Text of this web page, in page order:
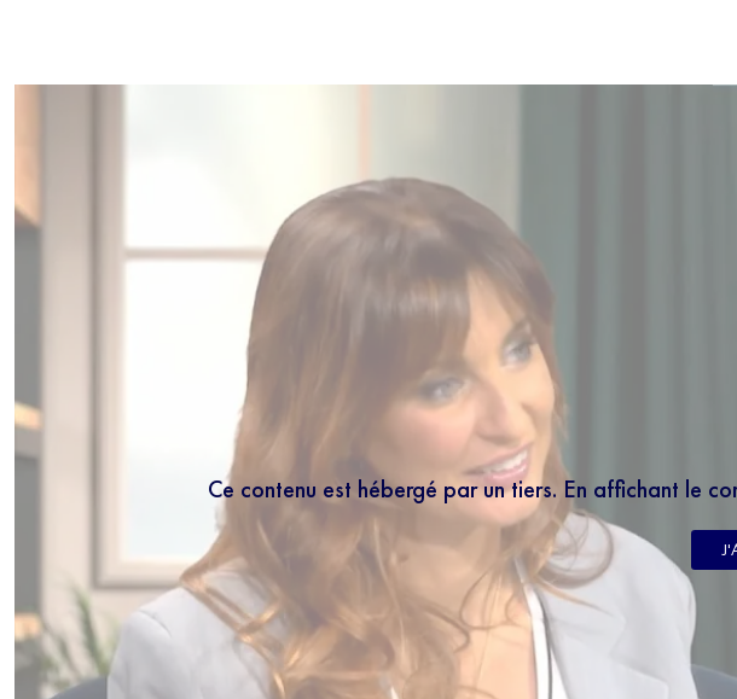
Ce contenu est hébergé par un tiers. En affichant le